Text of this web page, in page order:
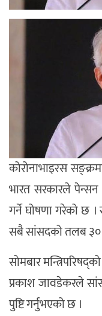
कोरोनाभाइरस
भारत सरकारले पेन्सन
गर्ने घोषणा गरेको छ ।
सबै सांसदको तलब ३०
सोमबार
प्रकाश जावडेकरले
पुष्टि गर्नुभएको छ ।